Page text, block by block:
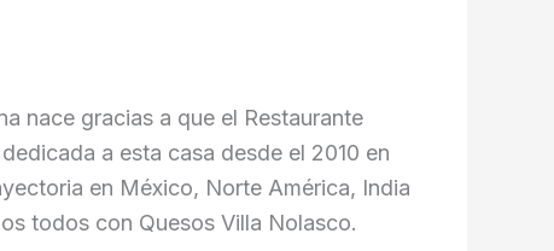
nace gracias a que el Restaurante
a esta casa desde el 2010 en
en México, Norte América, India
todos con Quesos Villa Nolasco.